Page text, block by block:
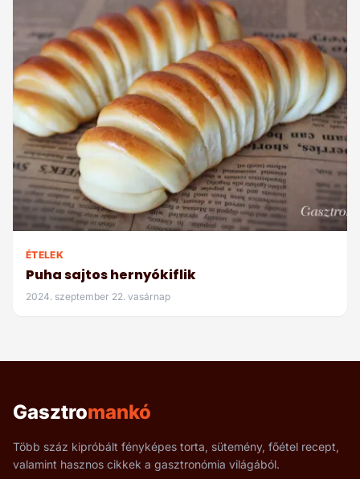
ÉTELEK
Puha sajtos hernyókiflik
2024. szeptember 22. vasárnap
Gasztromankó
Több száz kipróbált fényképes torta, sütemény, főétel recept,
valamint hasznos cikkek a gasztronómia világából.